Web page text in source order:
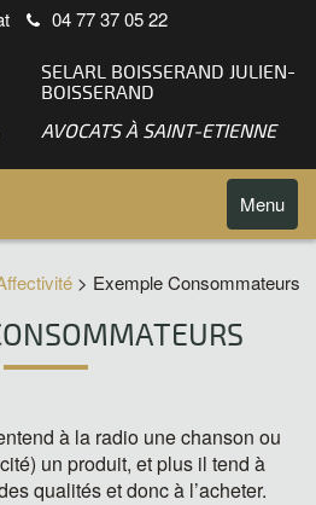
04 77 37 05 22
SELARL BOISSERAND JULIEN-
BOISSERAND
AVOCATS À SAINT-ETIENNE
Toggle
Menu
> Exemple Consommateurs
à la radio une chanson ou
un produit, et plus il tend à
qualités et donc à l’acheter.